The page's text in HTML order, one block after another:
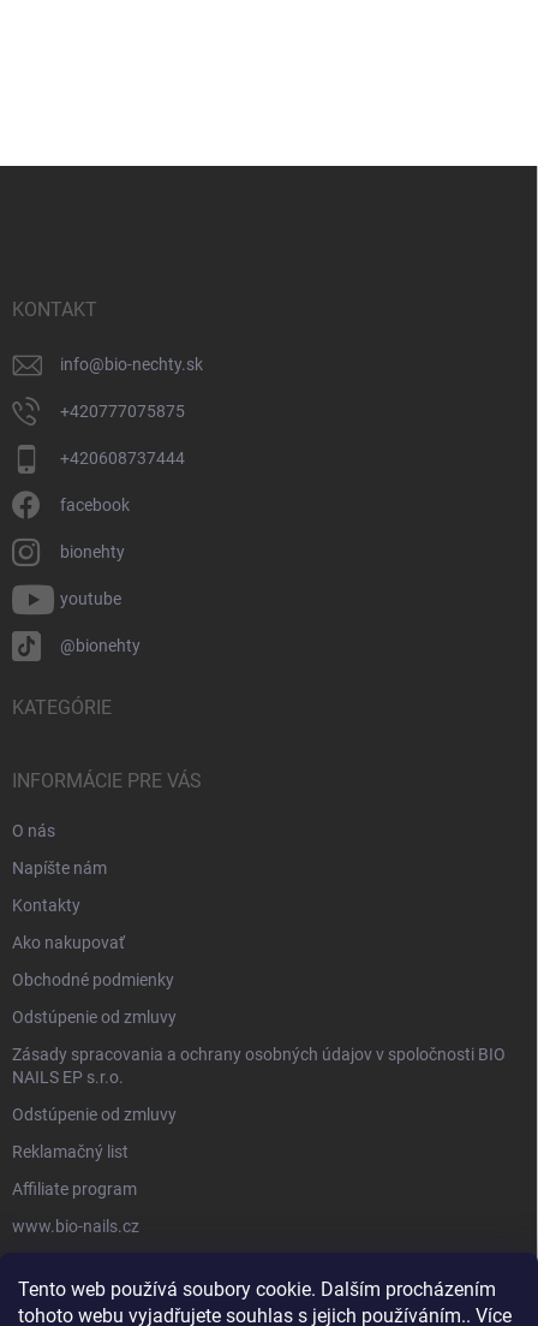
Tento web používá soubory cookie. Dalším procházením
tohoto webu vyjadřujete souhlas s jejich používáním.. Více
KONTAKT
info@bio-nechty.sk
+420777075875
+420608737444
facebook
bionehty
youtube
@bionehty
KATEGÓRIE
INFORMÁCIE PRE VÁS
O nás
Napíšte nám
Kontakty
Ako nakupovať
Obchodné podmienky
Odstúpenie od zmluvy
Zásady spracovania a ochrany osobných údajov v spoločnosti BIO
NAILS EP s.r.o.
Odstúpenie od zmluvy
Reklamačný list
Affiliate program
www.bio-nails.cz
FACEBOOK